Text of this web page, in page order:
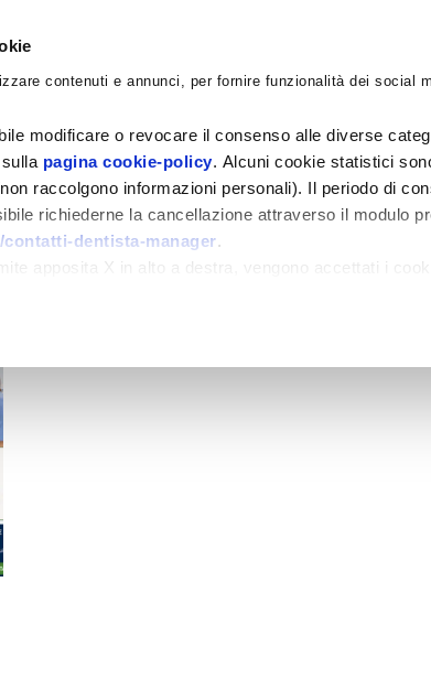
contenuti e annunci, per fornire funzionalità dei social
modificare o revocare il consenso alle diverse
pagina cookie-policy. Alcuni cookie statistici
raccolgono informazioni personali). Il periodo di
richiederne la cancellazione attraverso il modulo
dentista-manager.
apposita X in alto a destra, vengono accettati i